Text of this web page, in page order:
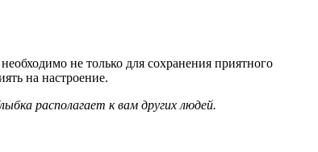
не только для сохранения приятного
на настроение.
располагает к вам других людей.